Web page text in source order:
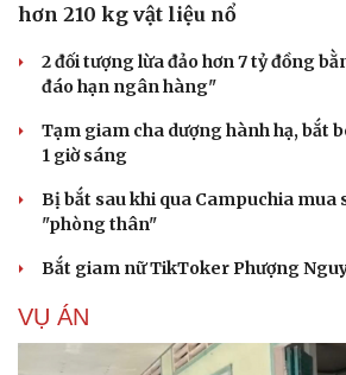
hơn 210 kg vật liệu nổ
2 đối tượng lừa đảo hơn 7 tỷ đồng
đáo hạn ngân hàng"
Tạm giam cha dượng hành hạ, bắt
1 giờ sáng
Bị bắt sau khi qua Campuchia mua
"phòng thân"
Bắt giam nữ TikToker Phượng
VỤ ÁN